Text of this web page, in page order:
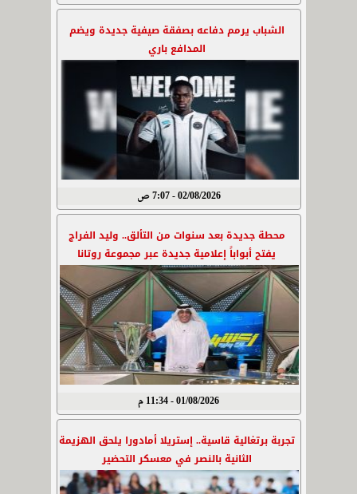
الشباب يرمم دفاعه بصفقة صيفية جديدة ويضم
المدافع باري
02/08/2026 - 7:07 ص
محطة جديدة بعد سنوات من التألق.. وليد الفراج
يفتح أبواباً إعلامية جديدة عبر مجموعة روتانا
01/08/2026 - 11:34 م
تجربة برتغالية قاسية.. إستريلا أمادورا يلحق الهزيمة
الثانية بالنصر في معسكر التحضير